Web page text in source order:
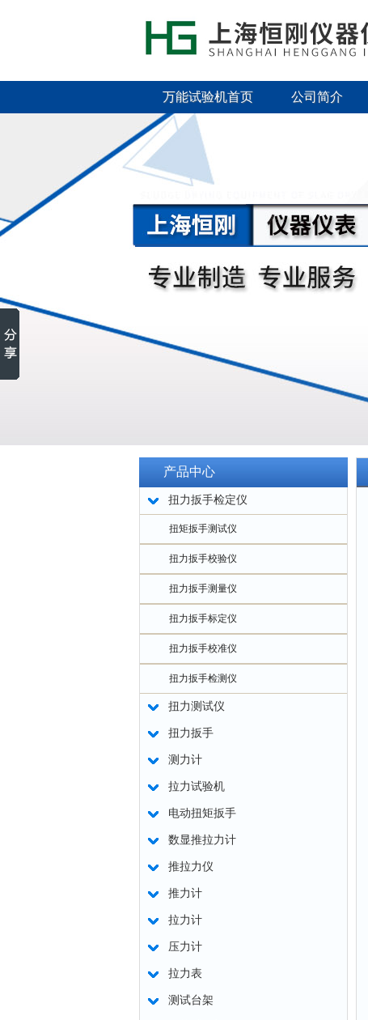
万能试验机首页 公司简介
产品中心
扭力扳手检定仪
扭矩扳手测试仪
扭力扳手校验仪
扭力扳手测量仪
扭力扳手标定仪
扭力扳手校准仪
扭力扳手检测仪
扭力测试仪
扭力扳手
测力计
拉力试验机
电动扭矩扳手
数显推拉力计
推拉力仪
推力计
拉力计
压力计
拉力表
测试台架